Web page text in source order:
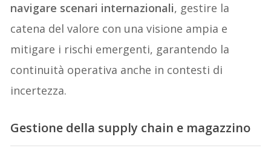
navigare scenari internazionali, gestire la
catena del valore con una visione ampia e
mitigare i rischi emergenti, garantendo la
continuità operativa anche in contesti di
incertezza.
Gestione della supply chain e magazzino